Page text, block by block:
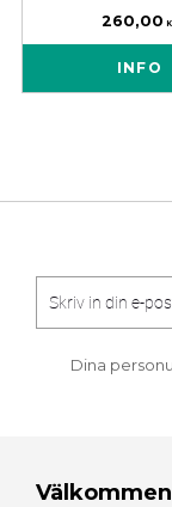
260,00
INFO
Dina